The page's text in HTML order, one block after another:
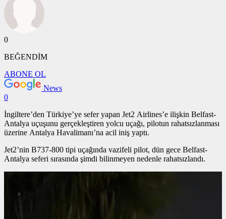
0
BEĞENDİM
ABONE OL
News
0
İngiltere’den Türkiye’ye sefer yapan Jet2 Airlines’e ilişkin Belfast-
Antalya uçuşunu gerçekleştiren yolcu uçağı, pilotun rahatsızlanması
üzerine Antalya Havalimanı’na acil iniş yaptı.
Jet2’nin B737-800 tipi uçağında vazifeli pilot, dün gece Belfast-
Antalya seferi sırasında şimdi bilinmeyen nedenle rahatsızlandı.